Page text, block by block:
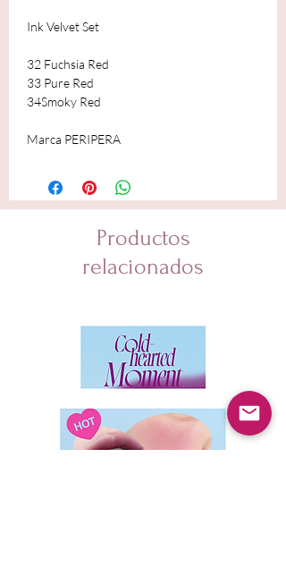
Ink Velvet Set
32 Fuchsia Red
33 Pure Red
34Smoky Red
Marca PERIPERA
Productos
relacionados